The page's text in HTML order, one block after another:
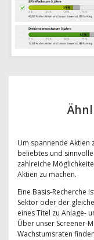
Um spannende Aktien
beliebtes und
zahlreiche
Aktien zu machen.
Eine Basis-Recherche
Sektor oder der
eines Titel zu Anlage-
Über unser Screener-
Wachstumsraten